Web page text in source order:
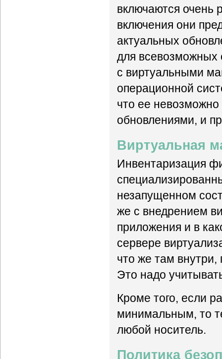
включаются очень
включения они
актуальных
для всевозможных
с виртуальными
операционной
что ее невозможно
обновлениями, и
Виртуальная
Инвентаризация
незапущенном
же с внедрением
приложения и в
сервере
что же там
Это надо
Кроме того, если
минимальным, то
любой носитель.
Политика